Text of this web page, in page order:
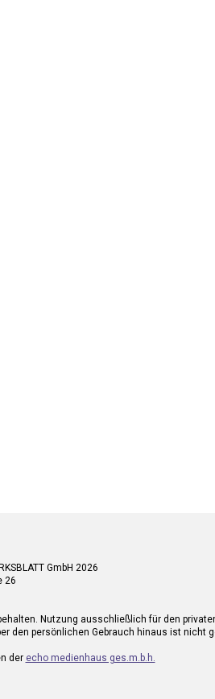
GmbH 2026
26
Nutzung ausschließlich für den
den persönlichen Gebrauch hinaus ist nicht
der echo medienhaus ges.m.b.h.